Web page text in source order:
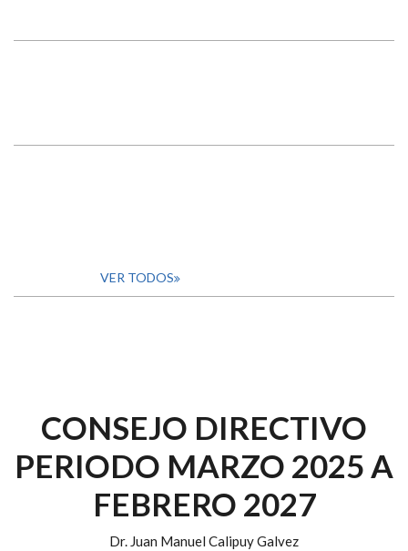
VER TODOS
CONSEJO DIRECTIVO
PERIODO MARZO 2025 A
FEBRERO 2027
Dr. Juan Manuel Calipuy Galvez